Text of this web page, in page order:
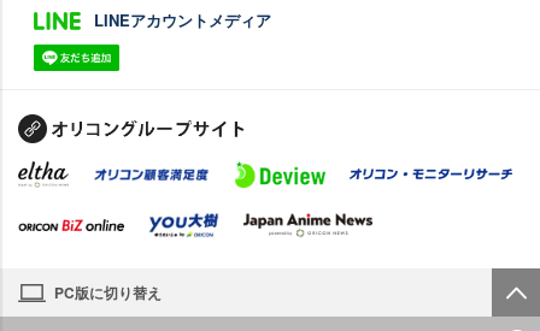
LINEアカウントメディア
PC版に切り替え